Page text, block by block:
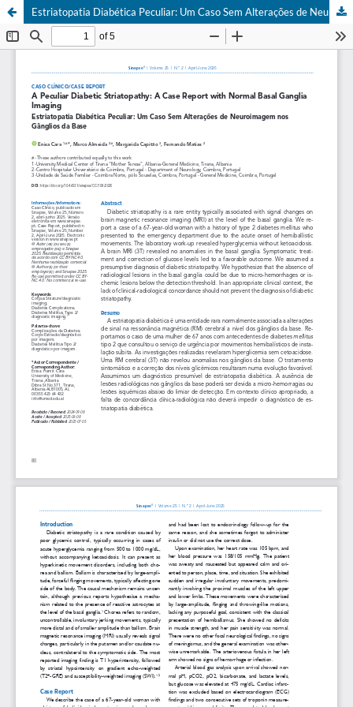
Estriatopatia Diabética Peculiar: Um Caso Sem Alterações de Neuroimagem nos Gânglios da Base